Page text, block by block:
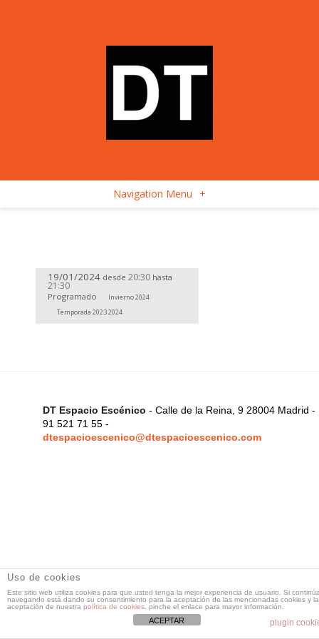
Navigation Menu +
19/01/2024 desde 20:30 hasta
21:30
Programado
Invierno 2024
Temporada 2023 2024
DT Espacio Escénico - Calle de la Reina, 9 28004 Madrid -
91 521 71 55 -
dtespacioescenico@dtespacioescenico.com
Uso de cookies
Este sitio web utiliza cookies para que usted tenga la mejor experiencia de usuario. Si
navegando está dando su consentimiento para la aceptación de las mencionadas cookies y la
aceptación de nuestra política de cookies , pinche el enlace para mayor información.
plugin
ACEPTAR